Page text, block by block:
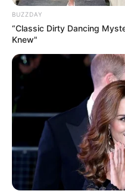
DESTAQUES DO MÊS
Prefeitura
história...
Agente de
visitas que
Terceiro
4,61 bilhões
BUZZDAY
“Classic Dirty Dancing
Knew"